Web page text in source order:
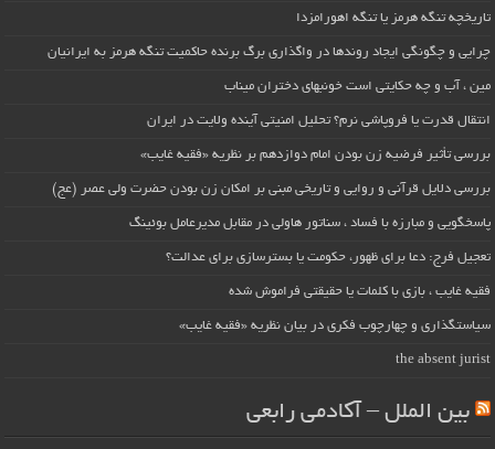
تاریخچه تنگه هرمز یا تنگه اهورامزدا
چرایی و چگونگی ایجاد روندها در واگذاری برگ برنده حاکمیت تنگه هرمز به ایرانیان
مین ، آب و چه حکایتی است خونبهای دختران میناب
انتقال قدرت یا فروپاشی نرم؟ تحلیل امنیتی آینده ولایت در ایران
بررسی تأثیر فرضیه زن بودن امام دوازدهم بر نظریه «فقیه غایب»
بررسی دلایل قرآنی و روایی و تاریخی مبنی بر امکان زن بودن حضرت ولی عصر (عج)
پاسخگویی و مبارزه با فساد ، سناتور هاولی در مقابل مدیرعامل بوئینگ
تعجیل فرج: دعا برای ظهور، حکومت یا بسترسازی برای عدالت؟
فقیه غایب ، بازی با کلمات یا حقیقتی فراموش شده
سیاستگذاری و چهارچوب فکری در بیان نظریه «فقیه غایب»
the absent jurist
بین الملل – آکادمی رابعی